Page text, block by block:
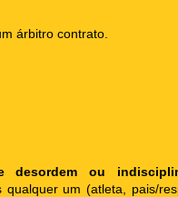
árbitro contrato.
desordem ou
um (atleta, pais/